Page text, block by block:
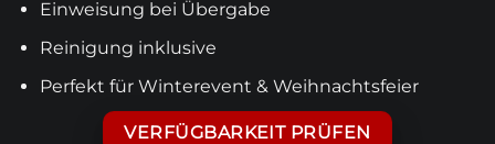
Einweisung bei Übergabe
Reinigung inklusive
Perfekt für Winterevent & Weihnachtsfeier
VERFÜGBARKEIT PRÜFEN